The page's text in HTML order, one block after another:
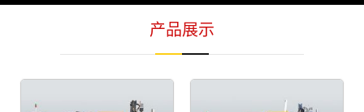
产品展示